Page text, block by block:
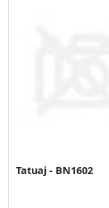
Tatuaj - BN1602